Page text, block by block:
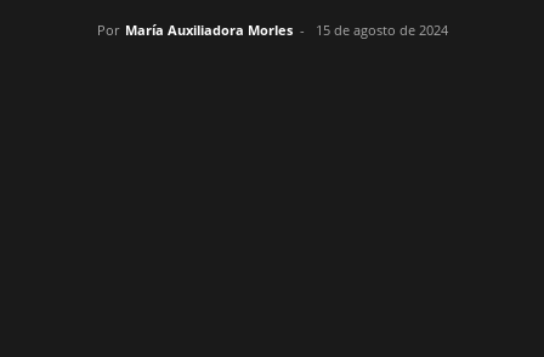
Por María Auxiliadora Morles - 15 de agosto de 2024